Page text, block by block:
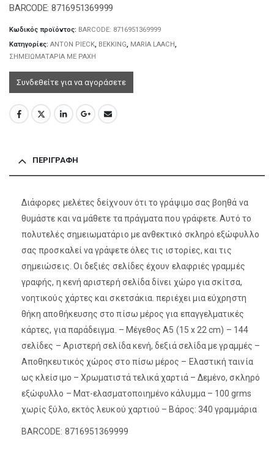
BARCODE: 8716951369999
Κωδικός προϊόντος: BARCODE: 8716951369999
Κατηγορίες: ANTON PIECK, BEKKING, MARIA LAACH,
ΣΗΜΕΙΩΜΑΤΑΡΙΑ ΜΕ ΡΑΧΗ
Συνδεθείτε για να αγοράσετε
ΠΕΡΙΓΡΑΦΉ
Διάφορες μελέτες δείχνουν ότι το γράψιμο σας βοηθά να
θυμάστε και να μάθετε τα πράγματα που γράφετε. Αυτό το
πολυτελές σημειωματάριο με ανθεκτικό σκληρό εξώφυλλο
σας προσκαλεί να γράψετε όλες τις ιστορίες, και τις
σημειώσεις. Οι δεξιές σελίδες έχουν ελαφριές γραμμές
γραφής, η κενή αριστερή σελίδα δίνει χώρο για σκίτσα,
νοητικούς χάρτες και σκετσάκια. περιέχει μια εύχρηστη
θήκη αποθήκευσης στο πίσω μέρος για επαγγελματικές
κάρτες, για παράδειγμα. – Μέγεθος A5 (15 x 22 cm) – 144
σελίδες – Αριστερή σελίδα κενή, δεξιά σελίδα με γραμμές –
Αποθηκευτικός χώρος στο πίσω μέρος – Ελαστική ταινία
ως κλείσιμο – Χρωματιστά τελικά χαρτιά – Δεμένο, σκληρό
εξώφυλλο – Ματ-ελασματοποιημένο κάλυμμα – 100 grms
χωρίς ξύλο, εκτός λευκού χαρτιού – Βάρος: 340 γραμμάρια
BARCODE: 8716951369999